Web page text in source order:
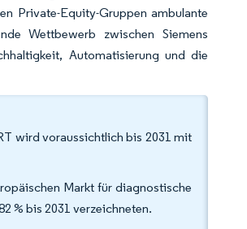
Private-Equity-Gruppen ambulante
Wettbewerb zwischen Siemens
Automatisierung und die
wird voraussichtlich bis 2031 mit
Markt für diagnostische
% bis 2031 verzeichneten.